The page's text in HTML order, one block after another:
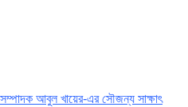
সম্পাদক আবুল খায়ের-এর সৌজন্য সাক্ষাৎ